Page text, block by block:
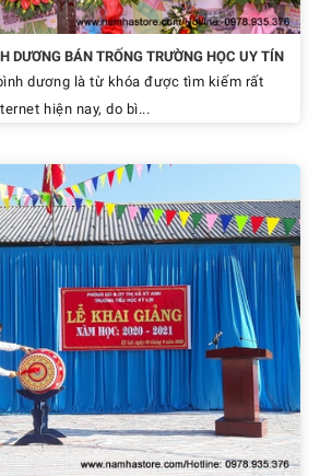
DƯƠNG BÁN TRỐNG TRƯỜNG HỌC UY TÍN
dương là từ khóa được tìm kiếm rất
hiện nay, do bì...